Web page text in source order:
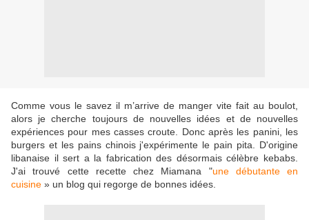
Comme vous le savez il m’arrive de manger vite fait au boulot,
alors je cherche toujours de nouvelles idées et de nouvelles
expériences pour mes casses croute. Donc après les panini, les
burgers et les pains chinois j'expérimente le pain pita. D'origine
libanaise il sert a la fabrication des désormais célèbre kebabs.
J'ai trouvé cette recette chez Miamana "une débutante en
cuisine » un blog qui regorge de bonnes idées.